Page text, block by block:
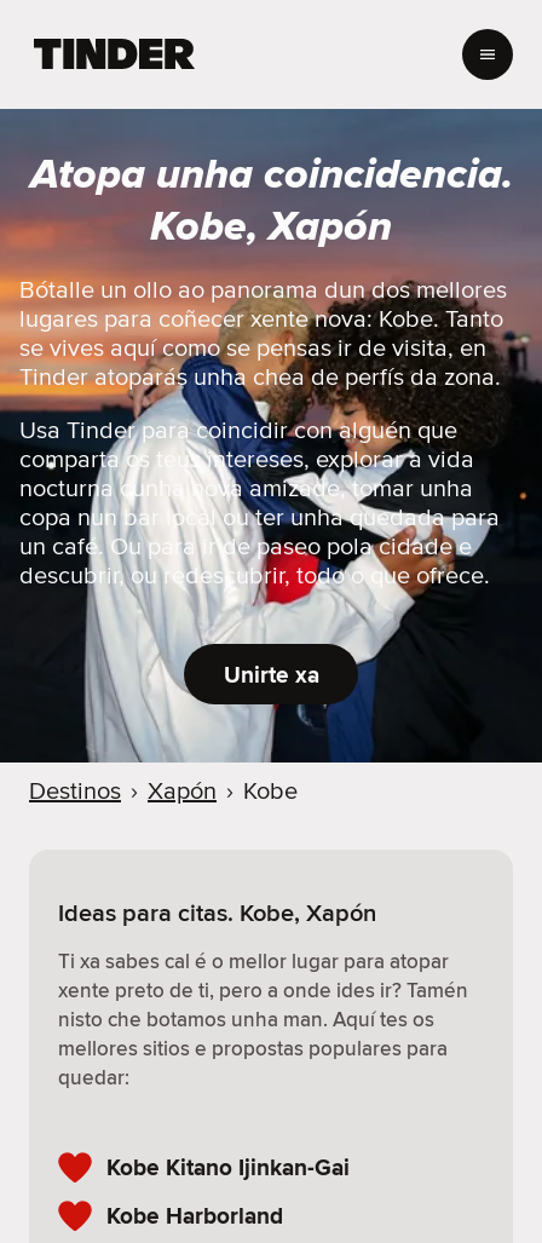
r
o
e
Atopa unha coincidencia.
Kobe, Xapón
Bótalle un ollo ao panorama dun dos mellores
lugares para coñecer xente nova: Kobe. Tanto
se vives aquí como se pensas ir de visita, en
Tinder atoparás unha chea de perfís da zona.
Usa Tinder para coincidir con alguén que
comparta os teus intereses, explorar a vida
nocturna cunha nova amizade, tomar unha
copa nun bar local ou ter unha quedada para
un café. Ou para ir de paseo pola cidade e
descubrir, ou redescubrir, todo o que ofrece.
Unirte xa
Destinos › Xapón › Kobe
Ideas para citas. Kobe, Xapón
Ti xa sabes cal é o mellor lugar para atopar
xente preto de ti, pero a onde ides ir? Tamén
nisto che botamos unha man. Aquí tes os
mellores sitios e propostas populares para
quedar:
Kobe Kitano Ijinkan-Gai
Kobe Harborland